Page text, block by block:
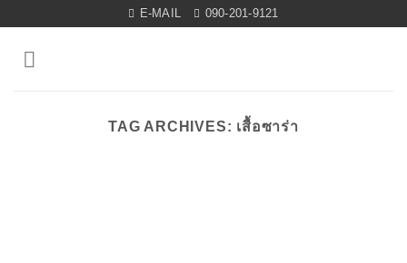
content
E-MAIL 090-201-9121
TAG ARCHIVES: เสื้อซาร่า